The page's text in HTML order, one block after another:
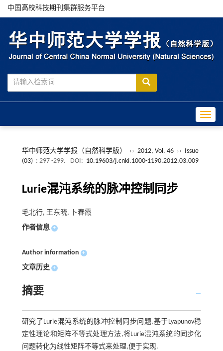
中国高校科技期刊集群服务平台
华中师范大学学报（自然科学版） ›› 2012, Vol. 46 ››
Issue
(03) : 297 -299. DOI: 10.19603/j.cnki.1000-1190.2012.03.009
Lurie混沌系统的脉冲控制同步
毛北行, 王东晓, 卜春霞
作者信息 +
Author information +
文章历史 +
摘要
研究了Lurie混沌系统的脉冲控制同步问题,基于Lyapunov稳
定性理论和矩阵不等式处理方法,将Lurie混沌系统的同步化
问题转化为线性矩阵不等式来处理,便于实现.